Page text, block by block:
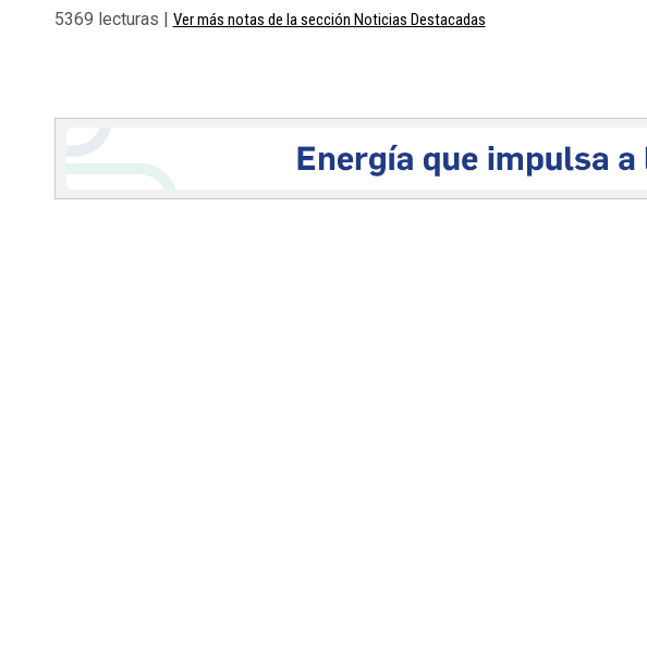
5369 lecturas | Ver más notas de la sección Noticias Destacadas